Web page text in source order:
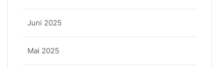
Juni 2025
Mai 2025